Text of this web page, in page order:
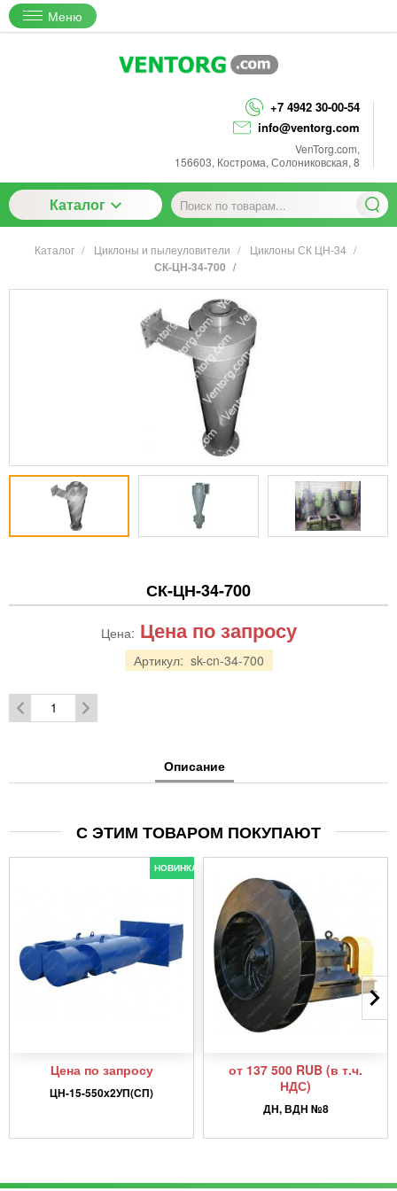
Меню
+7 4942 30-00-54
info@ventorg.com
VenTorg.com,
156603, Кострома, Солониковская, 8
Каталог
Каталог Циклоны и пылеуловители Циклоны СК ЦН-34
СК-ЦН-34-700
СК-ЦН-34-700
Артикул: sk-cn-34-700
Цена: Цена по запросу
Описание
С ЭТИМ ТОВАРОМ ПОКУПАЮТ
НОВИНКА
Цена по запросу
ЦН-15-550х2УП(СП)
от 137 500 RUB (в т.ч.
НДС)
ДН, ВДН №8